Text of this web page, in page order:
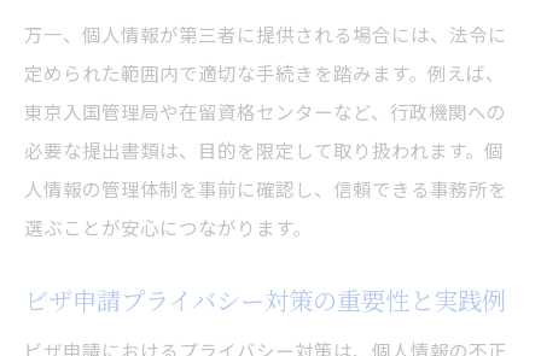
入国管理局相談を利用した情報保護のポイ
ント
安心して進める東京都のビザ申請手順
ビザ申請手順とプライバシー配慮の流れ
東京都でのビザ申請を効率化する事前準備
外国人ビザサポートセンターの活用方法
万一、個人情報が第三者に提供される場合には、法令に
定められた範囲内で適切な手続きを踏みます。例えば、
東京入国管理局や在留資格センターなど、行政機関への
必要な提出書類は、目的を限定して取り扱われます。個
人情報の管理体制を事前に確認し、信頼できる事務所を
選ぶことが安心につながります。
ビザ申請プライバシー対策の重要性と実践例
ビザ申請におけるプライバシー対策は、個人情報の不正